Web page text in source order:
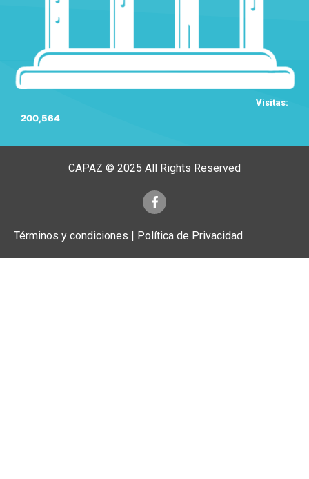
Visitas:
200,564
CAPAZ © 2025 All Rights Reserved
Términos y condiciones | Política de Privacidad